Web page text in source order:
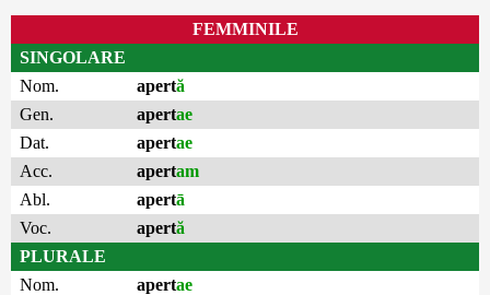
FEMMINILE
SINGOLARE
Nom.
apertă
Gen.
apertae
Dat.
apertae
Acc.
apertam
Abl.
apertā
Voc.
apertă
PLURALE
Nom.
apertae